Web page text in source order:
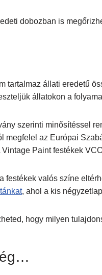
dobozban is
tartalmaz állati eredetű
állatokon a
szerinti minősítéssel
megfelel az Európai
Paint festékek
festékek valós színe
, ahol a kis
hogy milyen